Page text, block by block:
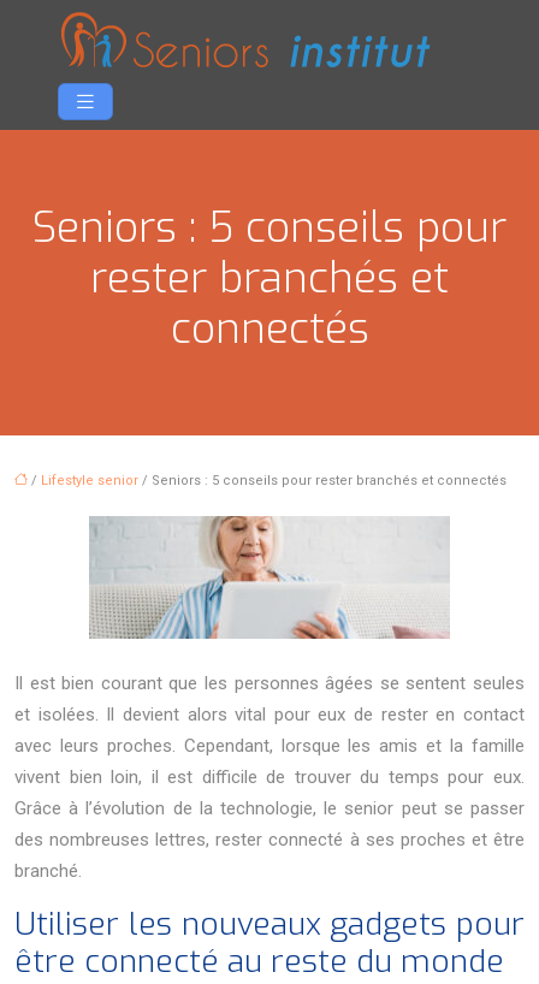
Seniors : 5 conseils pour
rester branchés et
connectés
/ Lifestyle senior / Seniors : 5 conseils pour rester branchés et connectés
Il est bien courant que les personnes âgées se sentent seules
et isolées. Il devient alors vital pour eux de rester en contact
avec leurs proches. Cependant, lorsque les amis et la famille
vivent bien loin, il est difficile de trouver du temps pour eux.
Grâce à l’évolution de la technologie, le senior peut se passer
des nombreuses lettres, rester connecté à ses proches et être
branché.
Utiliser les nouveaux gadgets pour
être connecté au reste du monde